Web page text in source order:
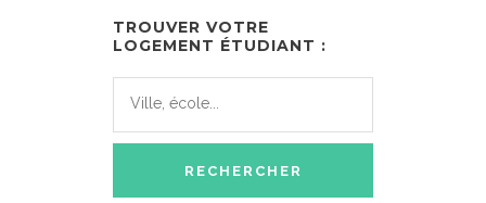
TROUVER VOTRE
LOGEMENT ÉTUDIANT :